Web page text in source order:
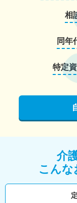
相
同年
特定
介
こんな